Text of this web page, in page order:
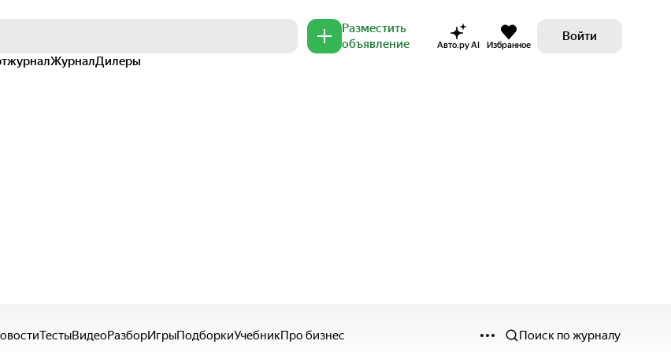
Разместить
объявление
Авто.ру AI Избранное
Войти
ЖурналДилеры
ТестыВидеоРазборИгрыПодборкиУчебникПро бизнес Поиск по журналу